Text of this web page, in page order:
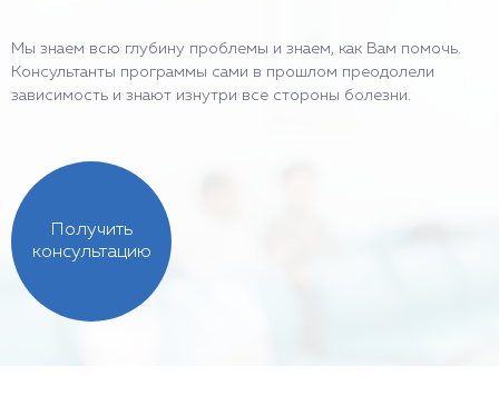
Мы знаем всю глубину проблемы и знаем, как Вам помочь.
Консультанты программы сами в прошлом преодолели
зависимость и знают изнутри все стороны болезни.
Получить
консультацию